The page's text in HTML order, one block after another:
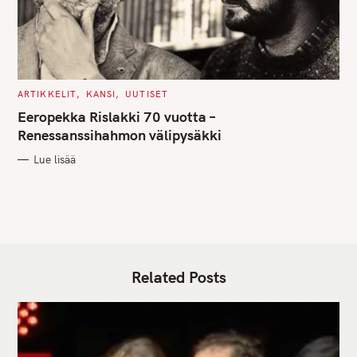
C
T
E
G
O
I
ARTIKKELIT KANSI UUTISET
Eeropekka Rislakki 70 vuotta –
Renessanssihahmon välipysäkki
Lue lisää
Related Posts